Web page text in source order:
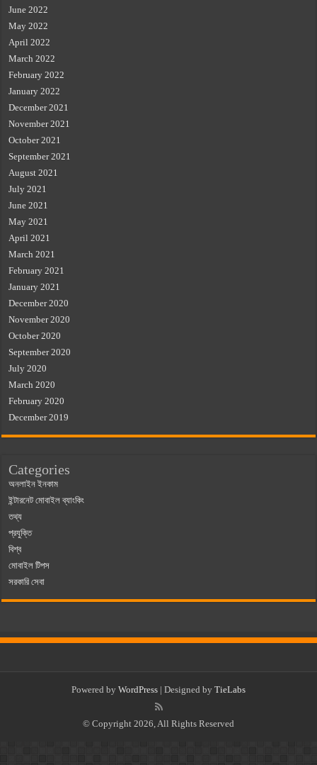
June 2022
May 2022
April 2022
March 2022
February 2022
January 2022
December 2021
November 2021
October 2021
September 2021
August 2021
July 2021
June 2021
May 2021
April 2021
March 2021
February 2021
January 2021
December 2020
November 2020
October 2020
September 2020
July 2020
March 2020
February 2020
December 2019
Categories
অনলাইন ইনকাম
ইন্টারনেট মোবাইল ব্যাংকিং
তথ্য
প্রযুক্তি
বিশ্ব
মোবাইল টিপস
সরকারি সেবা
Powered by WordPress | Designed by TieLabs
© Copyright 2026, All Rights Reserved